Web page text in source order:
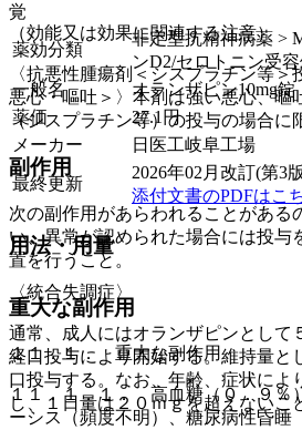
（効能又は効果に関連する注意）
〈抗悪性腫瘍剤＜シスプラチン等＞
悪心・嘔吐＞〉本剤は強い悪心、嘔
（シスプラチン等）の投与の場合に
副作用
次の副作用があらわれることがある
い、異常が認められた場合には投与
置を行うこと。
重大な副作用
１１．１． 重大な副作用
１１．１．１． 高血糖（０．９％
ーシス（頻度不明）、糖尿病性昏睡
覚
薬効分類
非定型抗精神病薬 >
ンD2/セロトニン受
一般名
オランザピン10mg錠
薬価
27.1 円
メーカー
日医工岐阜工場
最終更新
2026年02月改訂(第3
添付文書のPDFはこ
用法・用量
〈統合失調症〉
通常、成人にはオランザピンとして
経口投与により開始する。維持量と
口投与する。なお、年齢、症状によ
し、１日量は２０ｍｇを超えないこ